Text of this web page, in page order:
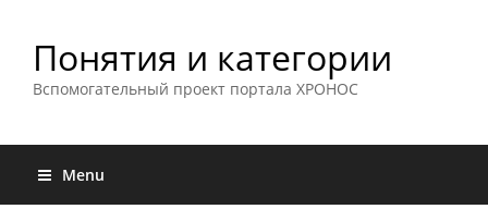
Понятия и категории
Вспомогательный проект портала ХРОНОС
Menu